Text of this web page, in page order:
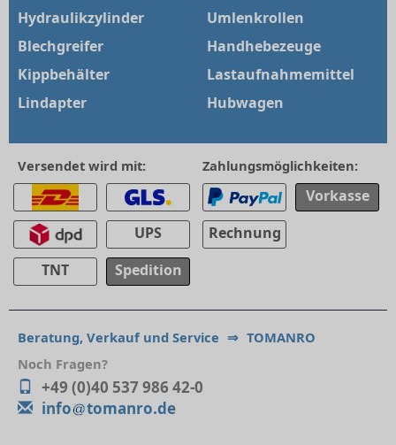
Hydraulikzylinder
Blechgreifer
Kippbehälter
Lindapter
Umlenkrollen
Handhebezeuge
Lastaufnahmemittel
Hubwagen
Versendet wird mit:
UPS
TNT
Spedition
Zahlungsmöglichkeiten:
Vorkasse
Rechnung
Beratung, Verkauf und Service ⇒ TOMANRO
Noch Fragen?
+49 (0)40 537 986 42-0
info
tomanro.de